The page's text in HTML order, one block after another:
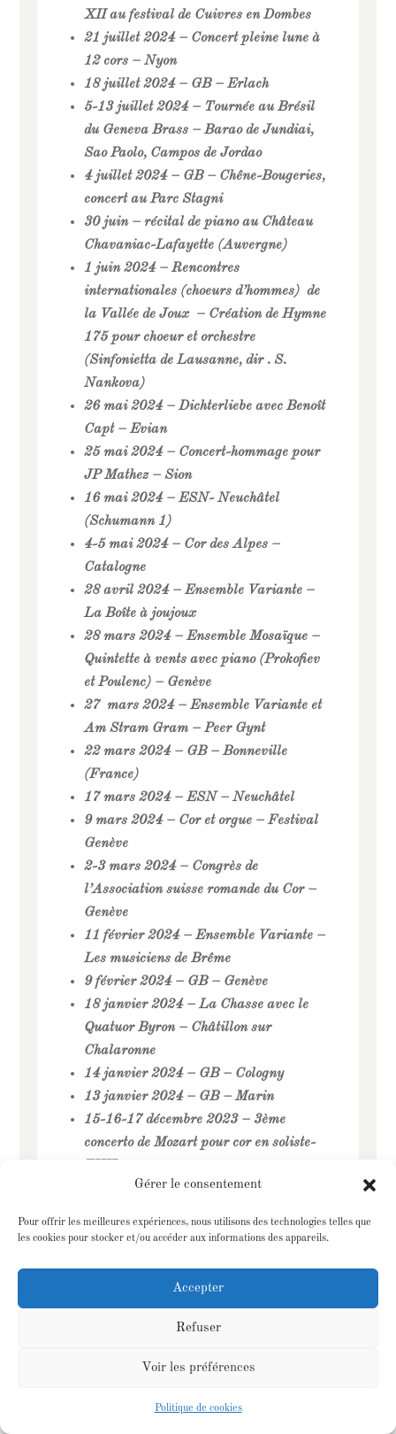
Gérer le consentement
Pour offrir les meilleures expériences, nous utilisons des technologies telles que
les cookies pour stocker et/ou accéder aux informations des appareils.
Accepter
Refuser
Voir les préférences
Politique de cookies
XII au festival de Cuivres en Dombes
21 juillet 2024 – Concert pleine lune à
12 cors – Nyon
18 juillet 2024 – GB – Erlach
5-13 juillet 2024 – Tournée au Brésil
du Geneva Brass – Barao de Jundiai,
Sao Paolo, Campos de Jordao
4 juillet 2024 – GB – Chêne-Bougeries,
concert au Parc Stagni
30 juin – récital de piano au Château
Chavaniac-Lafayette (Auvergne)
1 juin 2024 – Rencontres
internationales (choeurs d’hommes) de
la Vallée de Joux – Création de Hymne
175 pour choeur et orchestre
(Sinfonietta de Lausanne, dir . S.
Nankova)
26 mai 2024 – Dichterliebe avec Benoît
Capt – Evian
25 mai 2024 – Concert-hommage pour
JP Mathez – Sion
16 mai 2024 – ESN- Neuchâtel
(Schumann 1)
4-5 mai 2024 – Cor des Alpes –
Catalogne
28 avril 2024 – Ensemble Variante –
La Boîte à joujoux
28 mars 2024 – Ensemble Mosaïque –
Quintette à vents avec piano (Prokofiev
et Poulenc) – Genève
27 mars 2024 – Ensemble Variante et
Am Stram Gram – Peer Gynt
22 mars 2024 – GB – Bonneville
(France)
17 mars 2024 – ESN – Neuchâtel
9 mars 2024 – Cor et orgue – Festival
Genève
2-3 mars 2024 – Congrès de
l’Association suisse romande du Cor –
Genève
11 février 2024 – Ensemble Variante –
Les musiciens de Brême
9 février 2024 – GB – Genève
18 janvier 2024 – La Chasse avec le
Quatuor Byron – Châtillon sur
Chalaronne
14 janvier 2024 – GB – Cologny
13 janvier 2024 – GB – Marin
15-16-17 décembre 2023 – 3ème
concerto de Mozart pour cor en soliste-
7-8-9-10 décembre 2023 –
Schumann (oeuvres chorales et piano
4 décembre 2023 – Conférence cor des
30 novembre 2023 – Ensemble
Chêne/Bougeries